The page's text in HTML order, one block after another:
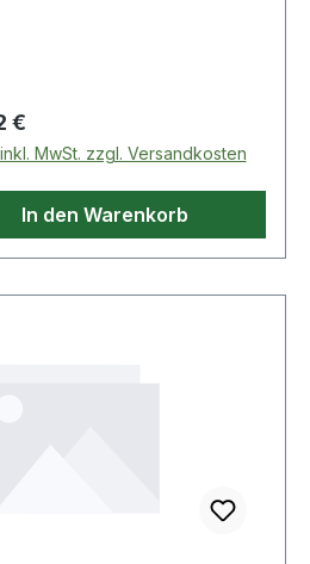
Preis:
€
MwSt. zzgl. Versandkosten
In den Warenkorb